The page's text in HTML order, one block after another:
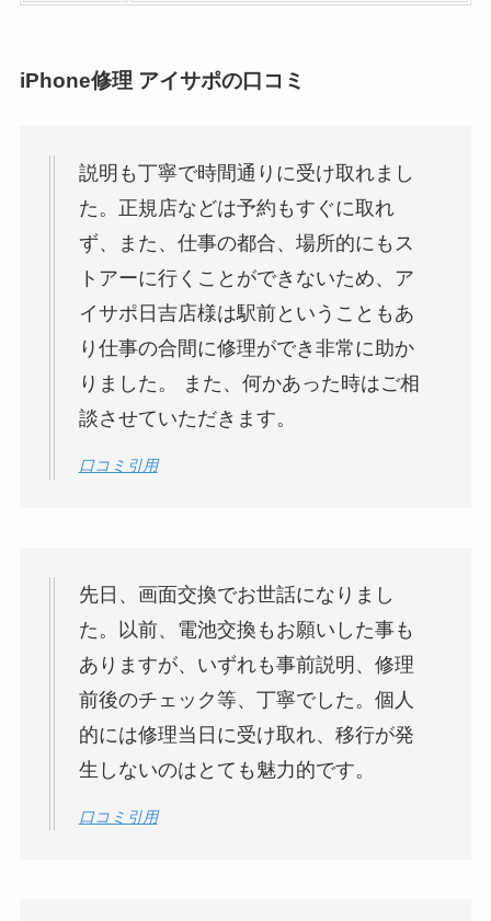
iPhone修理 アイサポの口コミ
説明も丁寧で時間通りに受け取れまし
た。正規店などは予約もすぐに取れ
ず、また、仕事の都合、場所的にもス
トアーに行くことができないため、ア
イサポ日吉店様は駅前ということもあ
り仕事の合間に修理ができ非常に助か
りました。 また、何かあった時はご相
談させていただきます。
口コミ引用
先日、画面交換でお世話になりまし
た。以前、電池交換もお願いした事も
ありますが、いずれも事前説明、修理
前後のチェック等、丁寧でした。個人
的には修理当日に受け取れ、移行が発
生しないのはとても魅力的です。
口コミ引用